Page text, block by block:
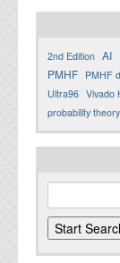
2nd Edition AI
PMHF PMHF
Ultra96 Vivado
probability theory